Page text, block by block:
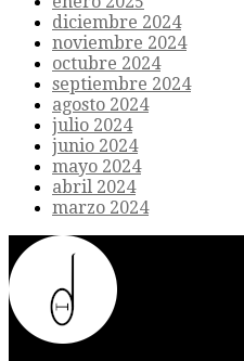
diciembre 2024
noviembre 2024
octubre 2024
septiembre 2024
agosto 2024
julio 2024
junio 2024
mayo 2024
abril 2024
marzo 2024